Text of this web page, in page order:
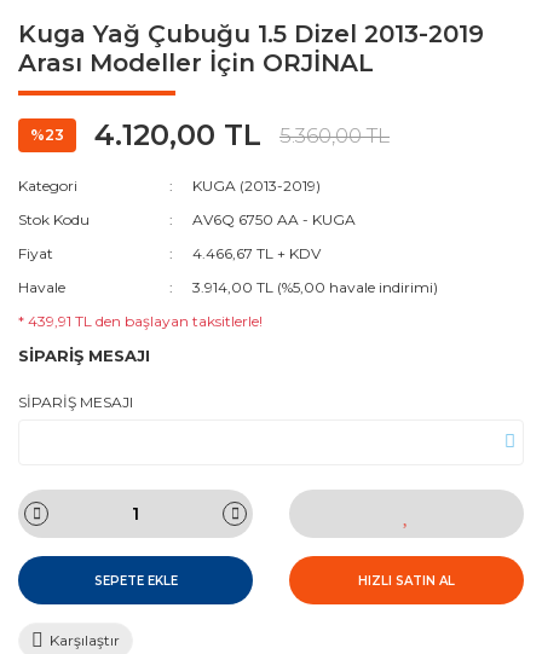
Kuga Yağ Çubuğu 1.5 Dizel 2013-2019
Arası Modeller İçin ORJİNAL
%23 4.120,00 TL 5.360,00 TL
Kategori
KUGA (2013-2019)
Stok Kodu
AV6Q 6750 AA - KUGA
Fiyat
4.466,67 TL + KDV
Havale
3.914,00 TL (%5,00 havale indirimi)
* 439,91 TL den başlayan taksitlerle!
SİPARİŞ MESAJI
SİPARİŞ MESAJI
SEPETE EKLE HIZLI SATIN AL
Karşılaştır